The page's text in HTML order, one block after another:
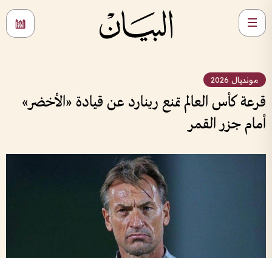
مونديال 2026
قرعة كأس العالم تمنع رينارد عن قيادة «الأخضر»
أمام جزر القمر